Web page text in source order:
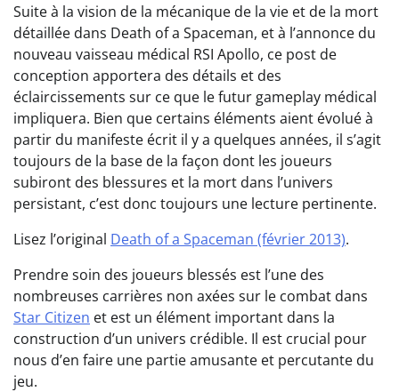
Suite à la vision de la mécanique de la vie et de la mort
détaillée dans Death of a Spaceman, et à l’annonce du
nouveau vaisseau médical RSI Apollo, ce post de
conception apportera des détails et des
éclaircissements sur ce que le futur gameplay médical
impliquera. Bien que certains éléments aient évolué à
partir du manifeste écrit il y a quelques années, il s’agit
toujours de la base de la façon dont les joueurs
subiront des blessures et la mort dans l’univers
persistant, c’est donc toujours une lecture pertinente.
Lisez l’original Death of a Spaceman (février 2013).
Prendre soin des joueurs blessés est l’une des
nombreuses carrières non axées sur le combat dans
Star Citizen et est un élément important dans la
construction d’un univers crédible. Il est crucial pour
nous d’en faire une partie amusante et percutante du
jeu.